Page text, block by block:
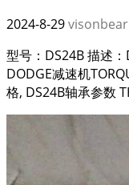
2024-8-29
型号：DS24B 描述
DODGE减速机
格, DS24B轴承参数